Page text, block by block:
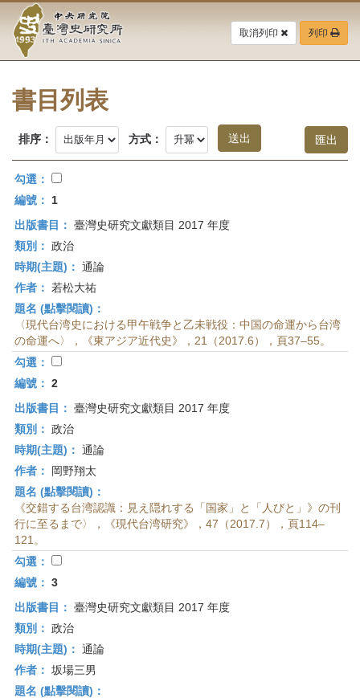
要
中
央
研
究
院-
臺
灣
史
研
究
所-
首
頁
取消列印 列印
書目列表
排序： 方式：
勾選：
編號：
1
出版書目： 臺灣史研究文獻類目 2017 年度
類別： 政治
時期(主題)： 通論
作者： 若松大祐
題名 (點擊閱讀)：
〈現代台湾史における甲午戦争と乙未戦役：中国の命運から台湾
の命運へ〉，《東アジア近代史》，21（2017.6），頁37–55。
勾選：
編號： 2
出版書目： 臺灣史研究文獻類目 2017 年度
類別： 政治
時期(主題)： 通論
作者：
岡野翔太
題名 (點擊閱讀)：
《交錯する台湾認識：見え隠れする「国家」と「人びと」》の刊
行に至るまで〉，《現代台湾研究》，47（2017.7），頁114–
121。
勾選：
編號： 3
出版書目： 臺灣史研究文獻類目 2017 年度
類別： 政治
時期(主題)： 通論
作者： 坂場三男
題名 (點擊閱讀)：